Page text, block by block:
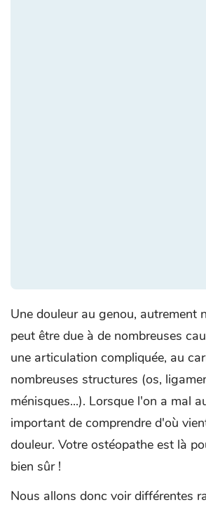
Une douleur au genou, autrement
peut être due à de nombreuses
une articulation compliquée, au
nombreuses structures (os,
ménisques...). Lorsque l'on a mal
important de comprendre d'où
douleur. Votre ostéopathe est là
bien sûr !
Nous allons donc voir différentes